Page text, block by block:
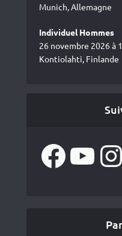
Munich, Allemagne
Individuel Hommes
26 novembre 2026 à
Kontiolahti, Finlande
FacebookYouTube